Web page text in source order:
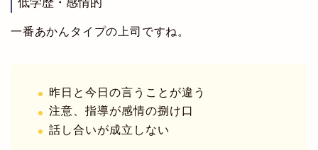
一番あかんタイプの上司ですね。
昨日と今日の言うことが違う
注意、指導が感情の捌け口
話し合いが成立しない